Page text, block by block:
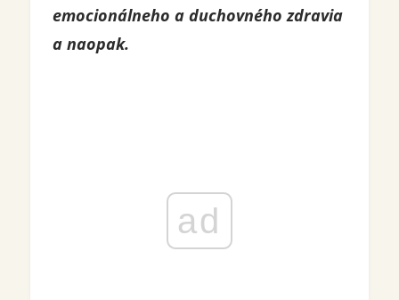
emocionálneho a duchovného zdravia
a naopak.
ad